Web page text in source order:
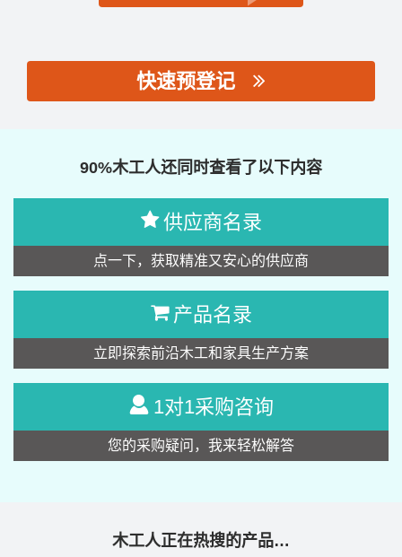
快速预登记
90%木工人还同时查看了以下内容
供应商名录
点一下，获取精准又安心的供应商
产品名录
立即探索前沿木工和家具生产方案
1对1采购咨询
您的采购疑问，我来轻松解答
木工人正在热搜的产品…